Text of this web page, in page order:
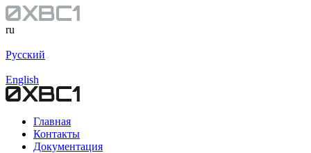
ru
Русский
English
Главная
Контакты
Документация